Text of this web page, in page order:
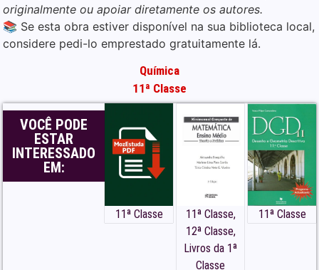
Baixar Livro de Química 11ª
Classe (Longman) – Moz PDF
👇👇👇 Clique aqui para Baixar Livro de
Química 11ª ClasseLongman
Moçambique– PRÉ-UNIVERSITÁRIO-
(Download) em formato PDF de forma
simples e Grátis 👇👇👇
BAIXAR LIVRO PDF
originalmente ou apoiar diretamente os autores.
📚 Se esta obra estiver disponível na sua biblioteca local,
considere pedi-lo emprestado gratuitamente lá.
Química
11ª Classe
VOCÊ PODE
ESTAR
INTERESSADO
EM:
11ª Classe 11ª Classe,
12ª Classe,
Livros da 1ª
Classe
11ª Classe